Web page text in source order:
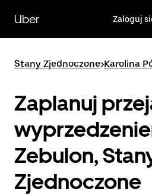
głównej
zawartości
Uber Zaloguj
Stany Zjednoczone>Karolina
Zaplanuj
Zebulon,
Zjednoczone